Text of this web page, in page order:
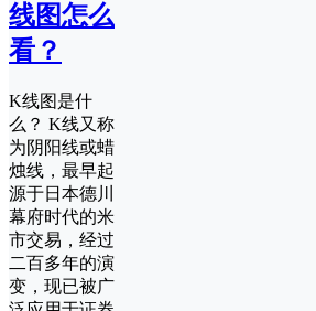
线图怎么
看？
K线图是什
么？ K线又称
为阴阳线或蜡
烛线，最早起
源于日本德川
幕府时代的米
市交易，经过
二百多年的演
变，现已被广